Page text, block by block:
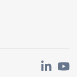
LinkedIn